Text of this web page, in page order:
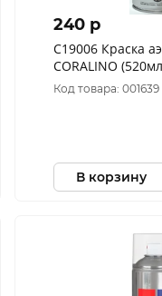
240 p
C19006 Краска
CORALINO
Белый Алюминий
Код товара: 001639
В корзину